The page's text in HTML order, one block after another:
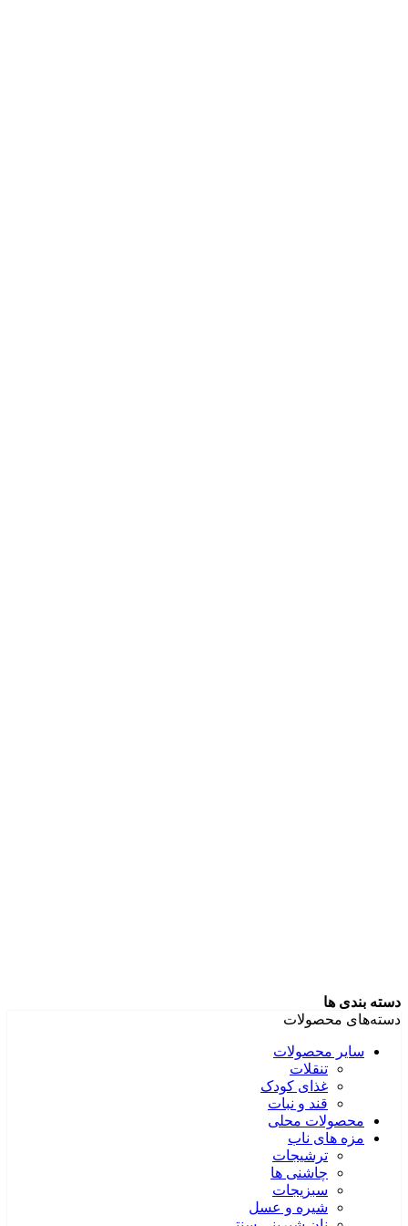
دسته بندی ها
دسته‌های محصولات
سایر محصولات
تنقلات
غذای کودک
قند و نبات
محصولات محلی
مزه های ناب
ترشیجات
چاشنی ها
سبزیجات
شیره و عسل